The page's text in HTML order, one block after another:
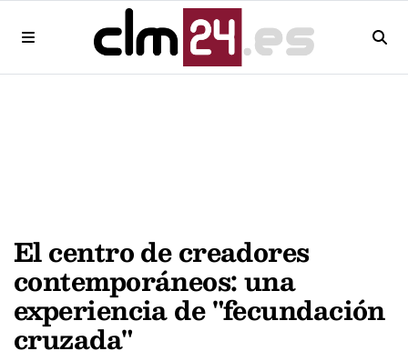
El centro de creadores
contemporáneos: una
experiencia de "fecundación
cruzada"